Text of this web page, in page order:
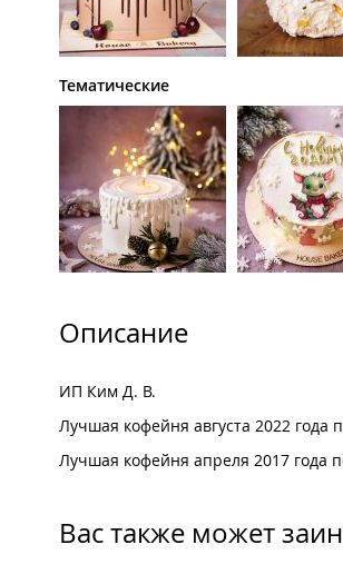
Тематические
Описание
ИП Ким Д. В.
Лучшая кофейня августа 2022 года
Лучшая кофейня апреля 2017 года
Вас также может